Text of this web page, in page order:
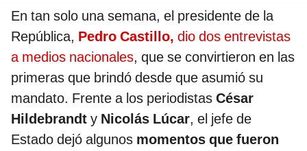
En tan solo una semana, el presidente de la
República, Pedro Castillo, dio dos entrevistas
a medios nacionales, que se convirtieron en las
primeras que brindó desde que asumió su
mandato. Frente a los periodistas César
Hildebrandt y Nicolás Lúcar, el jefe de
Estado dejó algunos momentos que fueron